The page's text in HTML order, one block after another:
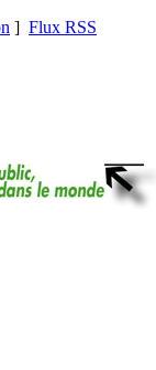
] Flux RSS